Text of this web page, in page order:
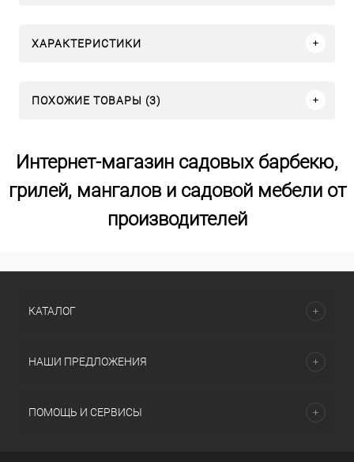
ХАРАКТЕРИСТИКИ
ПОХОЖИЕ ТОВАРЫ (3)
Интернет-магазин садовых барбекю,
грилей, мангалов и садовой мебели от
производителей
КАТАЛОГ
НАШИ ПРЕДЛОЖЕНИЯ
ПОМОЩЬ И СЕРВИСЫ